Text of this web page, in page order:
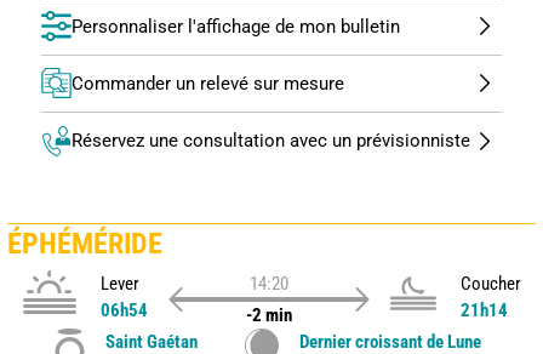
Personnaliser l'affichage de mon bulletin
Commander un relevé sur mesure
Réservez une consultation avec un prévisionniste
ÉPHÉMÉRIDE
Lever
06h54
14:20
-2 min
Coucher
21h14
Saint Gaétan
Dernier croissant de Lune